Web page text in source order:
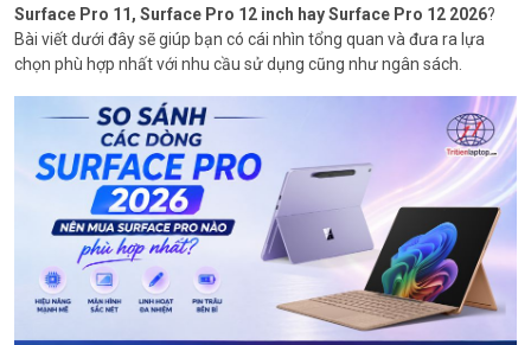
Surface Pro 11, Surface Pro 12 inch hay Surface Pro 12 2026?
Bài viết dưới đây sẽ giúp bạn có cái nhìn tổng quan và đưa ra lựa
chọn phù hợp nhất với nhu cầu sử dụng cũng như ngân sách.